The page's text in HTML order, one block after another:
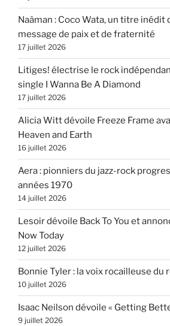
Naâman : Coco Wata, un titre inédit
message de paix et de fraternité
17 juillet 2026
Litiges! électrise le rock
single I Wanna Be A Diamond
17 juillet 2026
Alicia Witt dévoile Freeze Frame
Heaven and Earth
16 juillet 2026
Aera : pionniers du jazz-rock
années 1970
14 juillet 2026
Lesoir dévoile Back To You et
Now Today
12 juillet 2026
Bonnie Tyler : la voix rocailleuse du
10 juillet 2026
Isaac Neilson dévoile « Getting
9 juillet 2026